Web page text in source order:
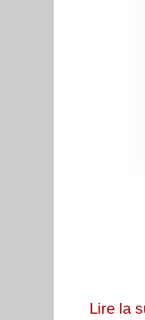
Lire la